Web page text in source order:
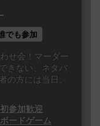
でも参加
せ会！マーダー
きない、ネタバ
の方には当日、
参加歓迎
ードゲーム